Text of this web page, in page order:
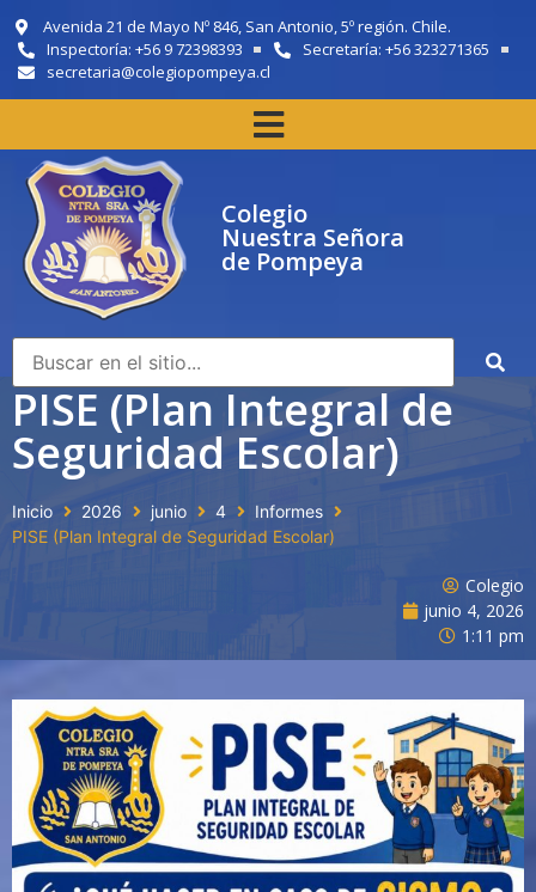
Avenida 21 de Mayo Nº 846, San Antonio, 5º región. Chile.
Inspectoría: +56 9 72398393
Secretaría: +56 323271365
secretaria@colegiopompeya.cl
Colegio
Nuestra Señora
de Pompeya
PISE (Plan Integral de
Seguridad Escolar)
Inicio 2026 junio 4
Informes
PISE (Plan Integral de Seguridad Escolar)
Colegio
junio 4, 2026
1:11 pm